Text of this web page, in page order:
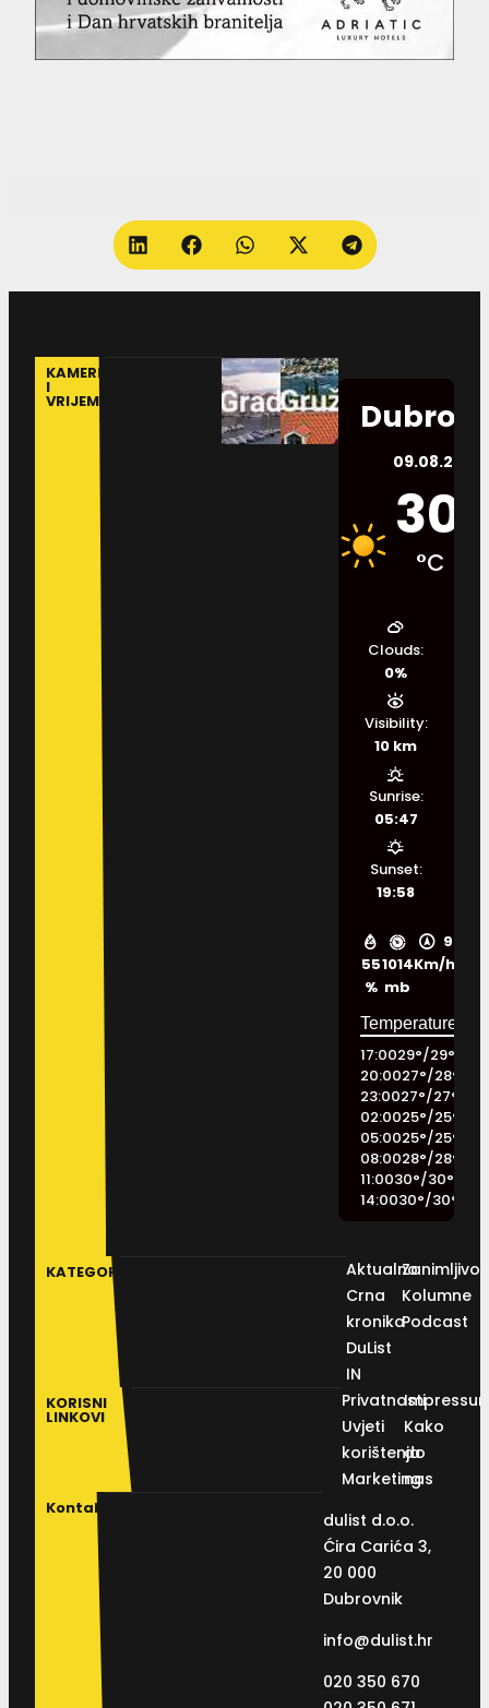
KAMERE
I
VRIJEME
09.08.2026.
30
°C
55
%
1014
mb
9
Km/h
Clouds:
0%
Visibility:
10 km
Sunrise:
05:47
Sunset:
19:58
17:0029°/29°
20:0027°/28°
23:0027°/27°
02:0025°/25°
05:0025°/25°
08:0028°/28°
11:0030°/30°
14:0030°/30°
KATEGORIJE
Aktualno
Crna
kronika
DuList
IN
Kolumne
Podcast
KORISNI
LINKOVI
Privatnosti
Uvjeti
korištenja
Marketing
Kako
do
nas
Kontakt
dulist d.o.o.
Ćira Carića 3,
20 000
Dubrovnik
info@dulist.hr
020 350 670